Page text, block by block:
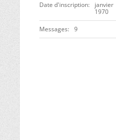
Date d'inscription
janvier
1970
Messages 9